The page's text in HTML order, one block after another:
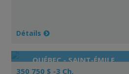
Détails
QUÉBEC - SAINT-ÉMILE
350 750 $ -3 Ch.